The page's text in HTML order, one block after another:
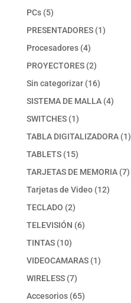
PCs 55
productos
PRESENTADORES 11
Procesadores 44
productos
PROYECTORES 22
productos
Sin categorizar 1616
productos
SISTEMA DE MALLA 44
SWITCHES 11
producto
TABLA DIGITALIZADORA 11
TABLETS 1515
productos
TARJETAS DE MEMORIA 77
Tarjetas de Video 1212
TECLADO 22
productos
TELEVISIÓN 66
TINTAS 1010
productos
VIDEOCAMARAS 11
WIRELESS 77
productos
Accesorios 6565